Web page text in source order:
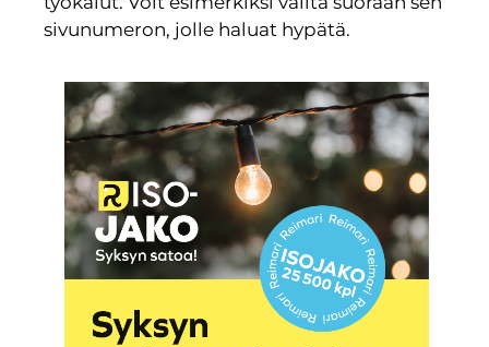
sivunumeron, jolle haluat hypätä.